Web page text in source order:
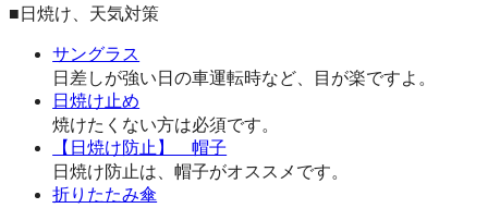
■日焼け、天気対策
サングラス
日差しが強い日の車運転時など、目が楽ですよ。
日焼け止め
焼けたくない方は必須です。
【日焼け防止】 帽子
日焼け防止は、帽子がオススメです。
折りたたみ傘